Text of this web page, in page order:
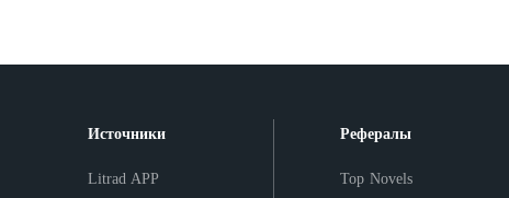
Источники
Litrad APP
Рефералы
Top Novels